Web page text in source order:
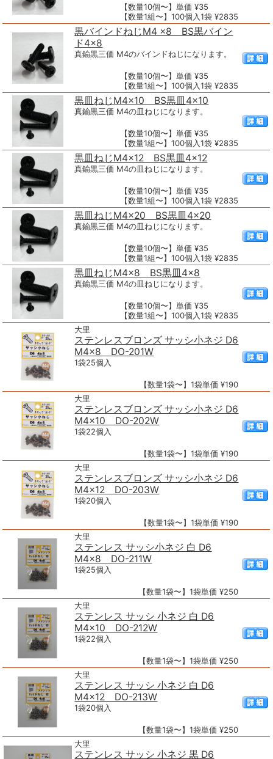
【数量10個〜】単価 ¥35
【数量1組〜】100個入1袋 ¥2835
黒バインドねじM4 ×8 BS黒バイン
ド4×8
真鍮黒三価 M4のバインドねじになります。
【数量10個〜】単価 ¥35
【数量1組〜】100個入1袋 ¥2835
黒皿ねじM4×10 BS黒皿4×10
真鍮黒三価 M4の皿ねじになります。
【数量10個〜】単価 ¥35
【数量1組〜】100個入1袋 ¥2835
黒皿ねじM4×12 BS黒皿4×12
真鍮黒三価 M4の皿ねじになります。
【数量10個〜】単価 ¥35
【数量1組〜】100個入1袋 ¥2835
黒皿ねじM4×20 BS黒皿4×20
真鍮黒三価 M4の皿ねじになります。
【数量10個〜】単価 ¥35
【数量1組〜】100個入1袋 ¥2835
黒皿ねじM4×8 BS黒皿4×8
真鍮黒三価 M4の皿ねじになります。
【数量10個〜】単価 ¥35
【数量1組〜】100個入1袋 ¥2835
大里
ステンレスブロンズ サッシ小ネジ D6
M4×8 DO-201W
1袋25個入
【数量1袋〜】1袋単価 ¥190
大里
ステンレスブロンズ サッシ小ネジ D6
M4×10 DO-202W
1袋22個入
【数量1袋〜】1袋単価 ¥190
大里
ステンレスブロンズ サッシ小ネジ D6
M4×12 DO-203W
1袋20個入
【数量1袋〜】1袋単価 ¥190
大里
ステンレス サッシ小ネジ 白 D6
M4×8 DO-211W
1袋25個入
【数量1袋〜】1袋単価 ¥250
大里
ステンレス サッシ 小ネジ 白 D6
M4×10 DO-212W
1袋22個入
【数量1袋〜】1袋単価 ¥250
大里
ステンレス サッシ 小ネジ 白 D6
M4×12 DO-213W
1袋20個入
【数量1袋〜】1袋単価 ¥250
大里
ステンレス サッシ 小ネジ 黒 D6